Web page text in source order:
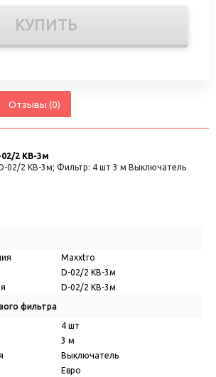
КУПИТЬ
Отзывы (0)
2 KB-3м
02/2 KB-3м; Фильтр: 4 шт 3 м Выключатель
Maxxtro
D-02/2 KB-3м
D-02/2 KB-3м
фильтра
4 шт
3 м
Выключатель
Евро